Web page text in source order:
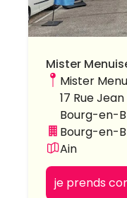
Mister
Mister
17 Rue
Bourg-en-
Bourg-en-
Ain
je prends